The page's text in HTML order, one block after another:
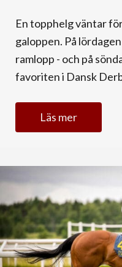
En topphelg väntar
galoppen. På
ramlopp - och på
favoriten i Dansk
Läs mer